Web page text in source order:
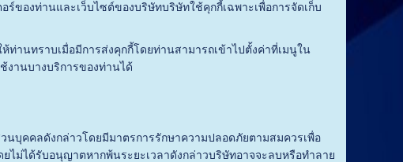
ท่านและเว็บไซต์ของบริษัทบริษัทใช้คุกกี้เฉพาะเพื่อการจัดเก็บ
ทราบเมื่อมีการส่งคุกกี้โดยท่านสามารถเข้าไปตั้งค่าที่เมนูใน
งานบางบริการของท่านได้
คลดังกล่าวโดยมีมาตรการรักษาความปลอดภัยตามสมควรเพื่อ
ไม่ได้รับอนุญาตหากพ้นระยะเวลาดังกล่าวบริษัทอาจจะลบหรือทำลาย